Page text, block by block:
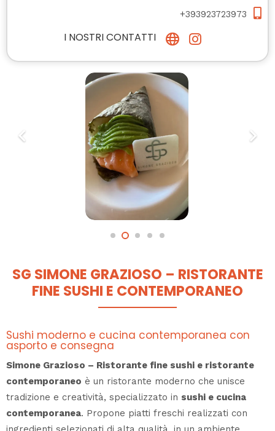
+393923723973
I NOSTRI CONTATTI
SG SIMONE GRAZIOSO – RISTORANTE
FINE SUSHI E CONTEMPORANEO
Sushi moderno e cucina contemporanea con
asporto e consegna
Simone Grazioso – Ristorante fine sushi e ristorante
contemporaneo è un ristorante moderno che unisce
tradizione e creatività, specializzato in sushi e cucina
contemporanea. Propone piatti freschi realizzati con